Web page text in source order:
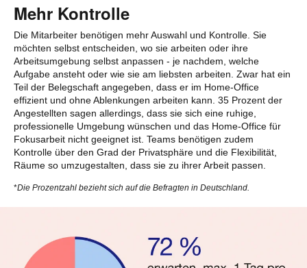
Mehr Kontrolle
Die Mitarbeiter benötigen mehr Auswahl und Kontrolle. Sie
möchten selbst entscheiden, wo sie arbeiten oder ihre
Arbeitsumgebung selbst anpassen - je nachdem, welche
Aufgabe ansteht oder wie sie am liebsten arbeiten. Zwar hat ein
Teil der Belegschaft angegeben, dass er im Home-Office
effizient und ohne Ablenkungen arbeiten kann. 35 Prozent der
Angestellten sagen allerdings, dass sie sich eine ruhige,
professionelle Umgebung wünschen und das Home-Office für
Fokusarbeit nicht geeignet ist. Teams benötigen zudem
Kontrolle über den Grad der Privatsphäre und die Flexibilität,
Räume so umzugestalten, dass sie zu ihrer Arbeit passen.
*Die Prozentzahl bezieht sich auf die Befragten in Deutschland.